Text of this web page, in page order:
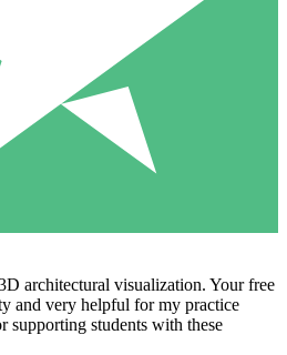
architectural visualization. Your free
and very helpful for my practice
supporting students with these